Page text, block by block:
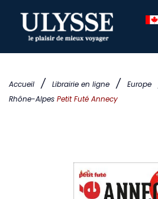
Accueil / Librairie en ligne / Europe
Rhône-Alpes Petit Futé Annecy